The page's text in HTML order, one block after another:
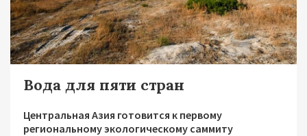
Вода для пяти стран
Центральная Азия готовится к первому
региональному экологическому саммиту